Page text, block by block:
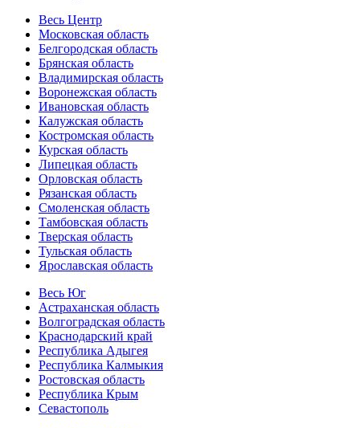
Весь Центр
Московская область
Белгородская область
Брянская область
Владимирская область
Воронежская область
Ивановская область
Калужская область
Костромская область
Курская область
Липецкая область
Орловская область
Рязанская область
Смоленская область
Тамбовская область
Тверская область
Тульская область
Ярославская область
Весь Юг
Астраханская область
Волгоградская область
Краснодарский край
Республика Адыгея
Республика Калмыкия
Ростовская область
Республика Крым
Севастополь